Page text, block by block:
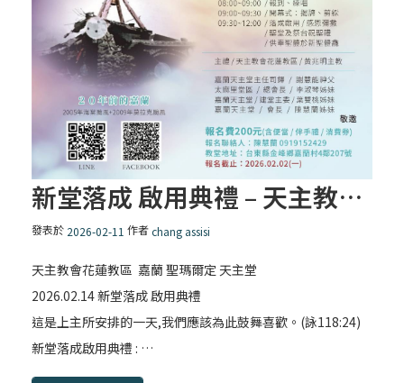
新堂落成 啟用典禮 – 天主教會花蓮教區 嘉蘭聖瑪爾定天主堂
發表於 2026-02-11 作者chang assisi
天主教會花蓮教區 嘉蘭 聖瑪爾定 天主堂
2026.02.14 新堂落成 啟用典禮
這是上主所安排的一天,我們應該為此鼓舞喜歡。(詠118:24)
新堂落成啟用典禮 : …